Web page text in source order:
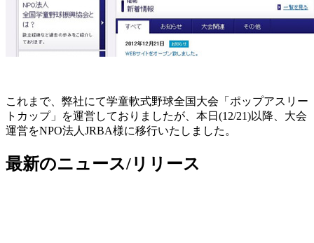
これまで、弊社にて学童軟式野球全国大会「ポップアスリー
トカップ」を運営しておりましたが、本日(12/21)以降、大会
運営をNPO法人JRBA様に移行いたしました。
最新のニュース/リリース